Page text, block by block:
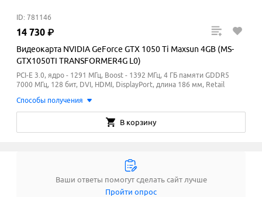
ID: 781146
14 730 ₽
Видеокарта NVIDIA GeForce GTX 1050 Ti Maxsun 4GB (MS-
GTX1050TI TRANSFORMER4G L0)
PCI-E 3.0, ядро - 1291 МГц, Boost - 1392 МГц, 4 ГБ памяти GDDR5
7000 МГц, 128 бит, DVI, HDMI, DisplayPort, длина 186 мм, Retail
Способы получения
В корзину
Ваши ответы помогут сделать сайт лучше
Пройти опрос